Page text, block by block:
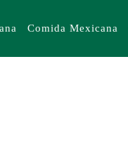
Comida Mexicana